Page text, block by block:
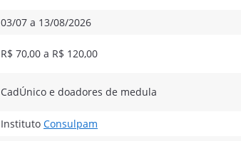
03/07 a 13/08/2026
R$ 70,00 a R$ 120,00
CadÚnico e doadores de medula
Instituto Consulpam